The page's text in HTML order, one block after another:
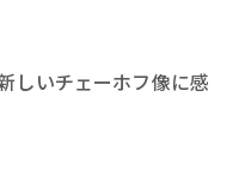
しいチェーホフ像に感